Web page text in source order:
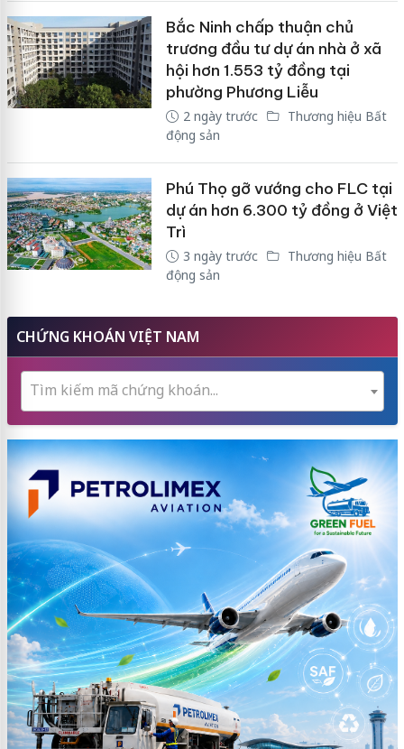
Bắc Ninh chấp thuận chủ
trương đầu tư dự án nhà ở xã
hội hơn 1.553 tỷ đồng tại
phường Phương Liễu
2 ngày trước
Thương hiệu Bất
động sản
Phú Thọ gỡ vướng cho FLC tại
dự án hơn 6.300 tỷ đồng ở Việt
Trì
3 ngày trước
Thương hiệu Bất
động sản
CHỨNG KHOÁN VIỆT NAM
Tìm kiếm mã chứng khoán...